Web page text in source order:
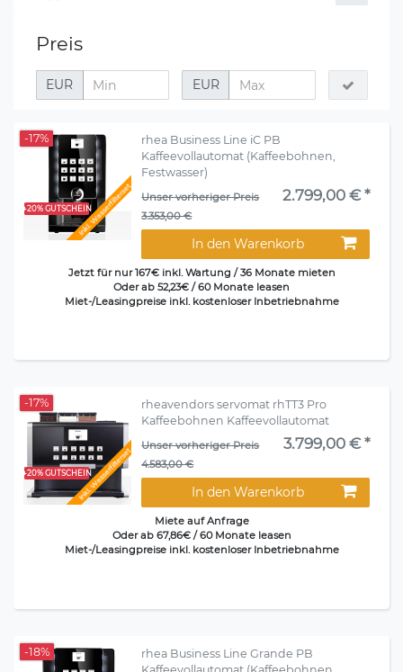
Preis
EUR EUR
+20% GUTSCHEINInkl. Wasserfilterset
-17%
rhea Business Line iC PB
Kaffeevollautomat (Kaffeebohnen,
Festwasser)
Unser vorheriger Preis
3.353,00 €
2.799,00 € *
In den Warenkorb
Jetzt für nur 167€ inkl. Wartung / 36 Monate mieten
Oder ab 52,23€ / 60 Monate leasen
Miet-/Leasingpreise inkl. kostenloser Inbetriebnahme
Inkl. Wasserfilterset
+20% GUTSCHEIN
-17%
rheavendors servomat rhTT3 Pro
Kaffeebohnen Kaffeevollautomat
Unser vorheriger Preis
4.583,00 €
3.799,00 € *
In den Warenkorb
Miete auf Anfrage
Oder ab 67,86€ / 60 Monate leasen
Miet-/Leasingpreise inkl. kostenloser Inbetriebnahme
-18%
rhea Business Line Grande PB